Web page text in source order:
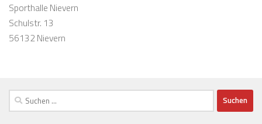
Sporthalle Nievern
Schulstr. 13
56132 Nievern
Suchen
nach: